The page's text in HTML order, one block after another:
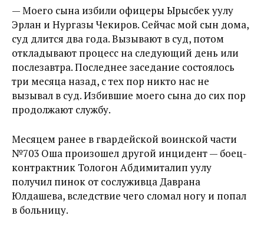
— Моего сына избили офицеры Ырысбек уулу
Эрлан и Нургазы Чекиров. Сейчас мой сын дома,
суд длится два года. Вызывают в суд, потом
откладывают процесс на следующий день или
послезавтра. Последнее заседание состоялось
три месяца назад, с тех пор никто нас не
вызывал в суд. Избившие моего сына до сих пор
продолжают службу.
Месяцем ранее в гвардейской воинской части
№703 Оша произошел другой инцидент — боец-
контрактник Тологон Абдимиталип уулу
получил пинок от сослуживца Даврана
Юлдашева, вследствие чего сломал ногу и попал
в больницу.